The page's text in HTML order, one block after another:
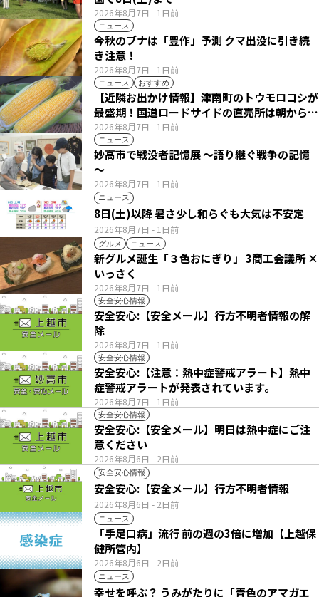
2026年8月7日 - 1日前
ニュース
2026年8月7日 - 1日前
今秋のブナは「豊作」予測 クマ出没に引き続
き注意！
ニュース おすすめ
2026年8月7日 - 1日前
【近隣お出かけ情報】津南町のトウモロコシが
最盛期！国道ロードサイドの直売所は朝から長
い列
ニュース
2026年8月7日 - 1日前
妙高市で戦没者記憶展 ～語り継ぐ戦争の記憶
～
ニュース
2026年8月7日 - 1日前
8日(土)以降 暑さ少し和らぐも大気は不安定
グルメ ニュース
2026年8月7日 - 1日前
新グルメ誕生「３色おにぎり」 3商工会議所 ×
いっさく
安全安心情報
2026年8月7日 - 1日前
安全安心:【安全メール】行方不明者情報の解
除
安全安心情報
2026年8月7日 - 1日前
安全安心:【注意：熱中症警戒アラート】熱中
症警戒アラートが発表されています。
安全安心情報
2026年8月6日 - 2日前
安全安心:【安全メール】明日は熱中症にご注
意ください
安全安心情報
2026年8月6日 - 2日前
安全安心:【安全メール】行方不明者情報
ニュース
2026年8月6日 - 2日前
「手足口病」流行 前の週の3倍に増加【上越保
健所管内】
ニュース
幸せを呼ぶ？ うみがたりに「青色のアマガエ